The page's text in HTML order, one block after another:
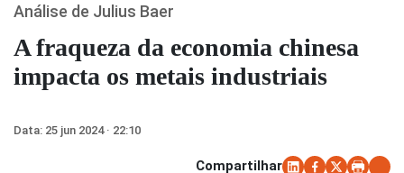
A fraqueza da economia chinesa
impacta os metais industriais
Análise de Julius Baer
Data: 25 jun 2024 · 22:10
Compartilhar